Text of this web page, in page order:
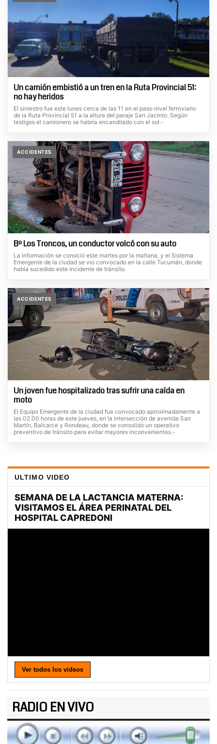
Un camión embistió a un tren en la Ruta Provincial 51:
no hay heridos
El siniestro fue este lunes cerca de las 11 en el paso nivel ferroviario
de la Ruta Provincial 51 a la altura del paraje San Jacinto. Según
testigos el camionero se habría encandilado con el sol.-
ACCIDENTES
Bº Los Troncos, un conductor volcó con su auto
La información se conoció este martes por la mañana, y el Sistema
Emergente de la ciudad se vio convocado en la calle Tucumán, donde
había sucedido este incidente de tránsito.
ACCIDENTES
Un joven fue hospitalizado tras sufrir una caída en
moto
El Equipo Emergente de la ciudad fue convocado aproximadamente a
las 02.00 horas de este jueves, en la intersección de avenida San
Martín, Balcarce y Rondeau, donde se consolidó un operativo
preventivo de tránsito para evitar mayores inconvenientes.-
ULTIMO VIDEO
Ver todos los videos
RADIO EN VIVO